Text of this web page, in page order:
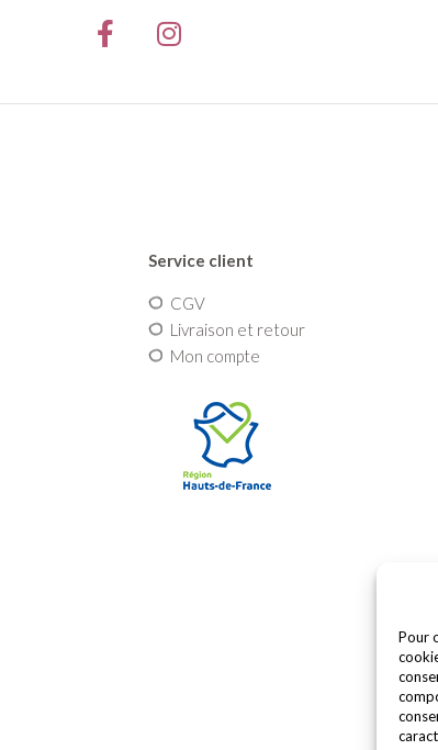
Pour
Service client
CGV
Livraison et retour
Mon compte